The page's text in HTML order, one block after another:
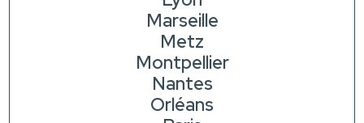
Marseille
Metz
Montpellier
Nantes
Orléans